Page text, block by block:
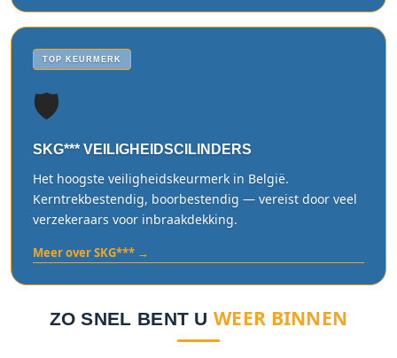
TOP KEURMERK
🛡️
SKG*** VEILIGHEIDSCILINDERS
Het hoogste veiligheidskeurmerk in België.
Kerntrekbestendig, boorbestendig — vereist door veel
verzekeraars voor inbraakdekking.
Meer over SKG*** →
ZO SNEL BENT UWEER BINNEN